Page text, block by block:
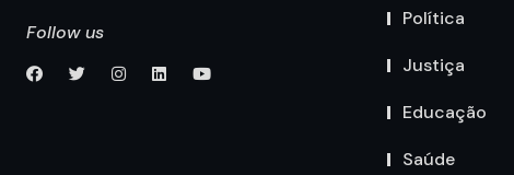
Follow us
Política
Justiça
Educação
Saúde